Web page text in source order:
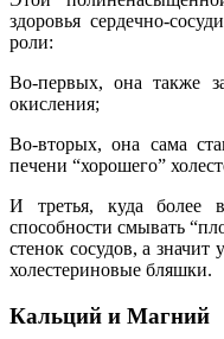
здоровья сердечно-
роли:
Во-первых, она также
окисления;
Во-вторых, она сама
печени “хорошего”
И третья, куда более
способности смывать
стенок сосудов, а значит
холестериновые бляшки.
Кальций и Магний